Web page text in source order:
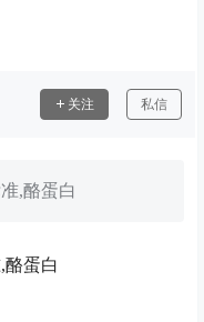
关注 私信
,酪蛋白
酪蛋白